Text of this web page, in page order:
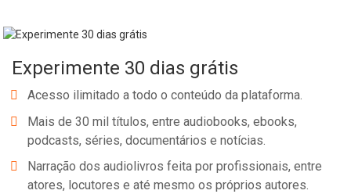
Experimente 30 dias grátis
Acesso ilimitado a todo o conteúdo da plataforma.
Mais de 30 mil títulos, entre audiobooks, ebooks,
podcasts, séries, documentários e notícias.
Narração dos audiolivros feita por profissionais, entre
atores, locutores e até mesmo os próprios autores.